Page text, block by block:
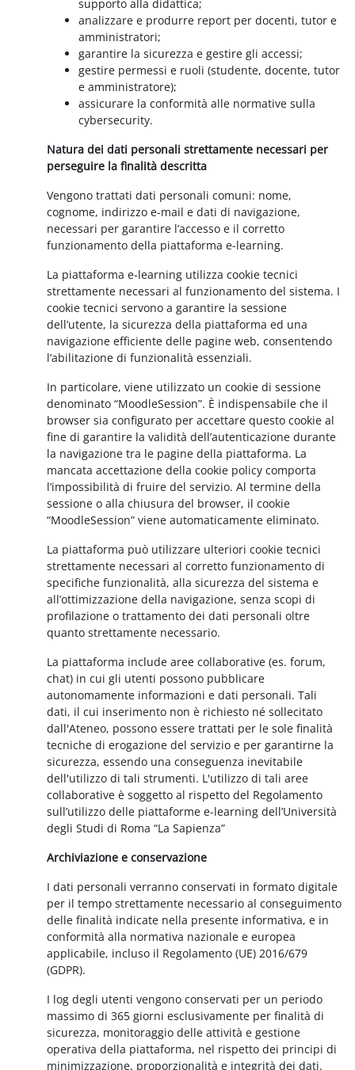
supporto alla didattica;
analizzare e produrre report per docenti, tutor e
amministratori;
garantire la sicurezza e gestire gli accessi;
gestire permessi e ruoli (studente, docente, tutor
e amministratore);
assicurare la conformità alle normative sulla
cybersecurity.
Natura dei dati personali strettamente necessari per
perseguire la finalità descritta
Vengono trattati dati personali comuni: nome,
cognome, indirizzo e-mail e dati di navigazione,
necessari per garantire l’accesso e il corretto
funzionamento della piattaforma e-learning.
La piattaforma e-learning utilizza cookie tecnici
strettamente necessari al funzionamento del sistema. I
cookie tecnici servono a garantire la sessione
dell’utente, la sicurezza della piattaforma ed una
navigazione efficiente delle pagine web, consentendo
l’abilitazione di funzionalità essenziali.
In particolare, viene utilizzato un cookie di sessione
denominato “MoodleSession”. È indispensabile che il
browser sia configurato per accettare questo cookie al
fine di garantire la validità dell’autenticazione durante
la navigazione tra le pagine della piattaforma. La
mancata accettazione della cookie policy comporta
l’impossibilità di fruire del servizio. Al termine della
sessione o alla chiusura del browser, il cookie
“MoodleSession” viene automaticamente eliminato.
La piattaforma può utilizzare ulteriori cookie tecnici
strettamente necessari al corretto funzionamento di
specifiche funzionalità, alla sicurezza del sistema e
all’ottimizzazione della navigazione, senza scopi di
profilazione o trattamento dei dati personali oltre
quanto strettamente necessario.
La piattaforma include aree collaborative (es. forum,
chat) in cui gli utenti possono pubblicare
autonomamente informazioni e dati personali. Tali
dati, il cui inserimento non è richiesto né sollecitato
dall'Ateneo, possono essere trattati per le sole finalità
tecniche di erogazione del servizio e per garantirne la
sicurezza, essendo una conseguenza inevitabile
dell'utilizzo di tali strumenti. L'utilizzo di tali aree
collaborative è soggetto al rispetto del Regolamento
sull’utilizzo delle piattaforme e-learning dell’Università
degli Studi di Roma “La Sapienza”
Archiviazione e conservazione
I dati personali verranno conservati in formato digitale
per il tempo strettamente necessario al conseguimento
delle finalità indicate nella presente informativa, e in
conformità alla normativa nazionale e europea
applicabile, incluso il Regolamento (UE) 2016/679
(GDPR).
I log degli utenti vengono conservati per un periodo
massimo di 365 giorni esclusivamente per finalità di
sicurezza, monitoraggio delle attività e gestione
operativa della piattaforma, nel rispetto dei principi di
minimizzazione, proporzionalità e integrità dei dati.